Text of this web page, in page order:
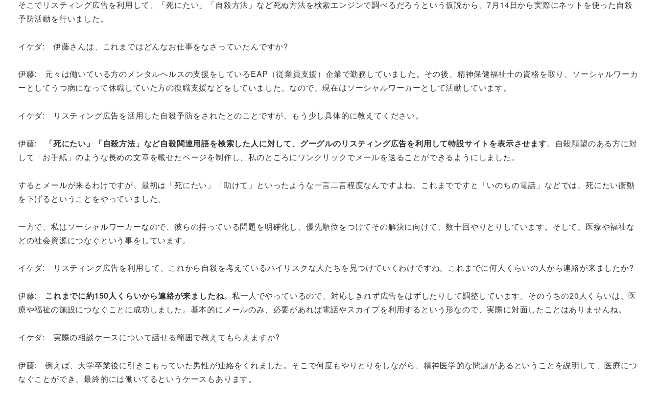
そこでリスティング広告を利用して、「死にたい」「自殺方法」など死ぬ方法を検索エンジンで調べるだろうという仮説から、7月14日から実際にネットを使った自殺
予防活動を行いました。
イケダ: 伊藤さんは、これまではどんなお仕事をなさっていたんですか?
伊藤: 元々は働いている方のメンタルヘルスの支援をしているEAP（従業員支援）企業で勤務していました。その後、精神保健福祉士の資格を取り、ソーシャルワーカ
ーとしてうつ病になって休職していた方の復職支援などをしていました。なので、現在はソーシャルワーカーとして活動しています。
イケダ: リスティング広告を活用した自殺予防をされたとのことですが、もう少し具体的に教えてください。
伊藤: 「死にたい」「自殺方法」など自殺関連用語を検索した人に対して、グーグルのリスティング広告を利用して特設サイトを表示させます。自殺願望のある方に対
して「お手紙」のような長めの文章を載せたページを制作し、私のところにワンクリックでメールを送ることができるようにしました。
するとメールが来るわけですが、最初は「死にたい」「助けて」といったような一言二言程度なんですよね。これまでですと「いのちの電話」などでは、死にたい衝動
を下げるということをやっていました。
一方で、私はソーシャルワーカーなので、彼らの持っている問題を明確化し、優先順位をつけてその解決に向けて、数十回やりとりしています。そして、医療や福祉な
どの社会資源につなぐという事をしています。
イケダ: リスティング広告を利用して、これから自殺を考えているハイリスクな人たちを見つけていくわけですね。これまでに何人くらいの人から連絡が来ましたか?
伊藤: これまでに約150人くらいから連絡が来ましたね。私一人でやっているので、対応しきれず広告をはずしたりして調整しています。そのうちの20人くらいは、医
療や福祉の施設につなぐことに成功しました。基本的にメールのみ、必要があれば電話やスカイプを利用するという形なので、実際に対面したことはありませんね。
イケダ: 実際の相談ケースについて話せる範囲で教えてもらえますか?
伊藤: 例えば、大学卒業後に引きこもっていた男性が連絡をくれました。そこで何度もやりとりをしながら、精神医学的な問題があるということを説明して、医療につ
なぐことができ、最終的には働いてるというケースもあります。